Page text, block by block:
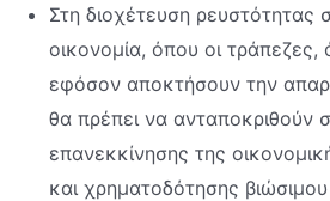
Στη διοχέτευση ρευστότητας
οικονομία, όπου οι τράπεζες,
εφόσον αποκτήσουν την
θα πρέπει να ανταποκριθούν
επανεκκίνησης της
και χρηματοδότησης